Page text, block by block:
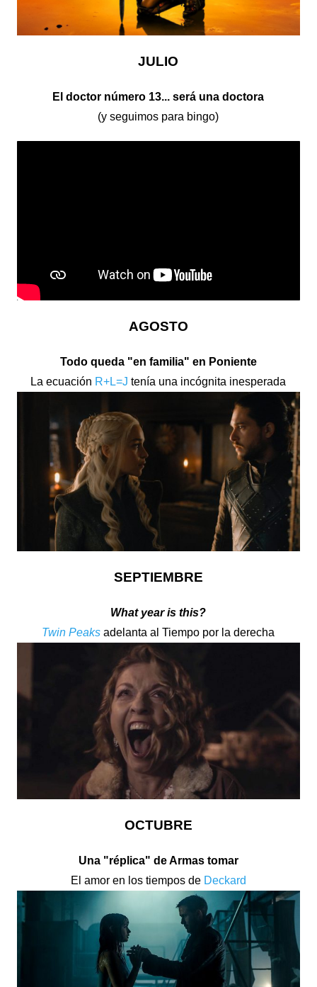
JULIO
El doctor número 13... será una doctora
(y seguimos para bingo)
AGOSTO
Todo queda "en familia" en Poniente
La ecuación R+L=J tenía una incógnita inesperada
SEPTIEMBRE
What year is this?
Twin Peaks adelanta al Tiempo por la derecha
OCTUBRE
Una "réplica" de Armas tomar
El amor en los tiempos de Deckard